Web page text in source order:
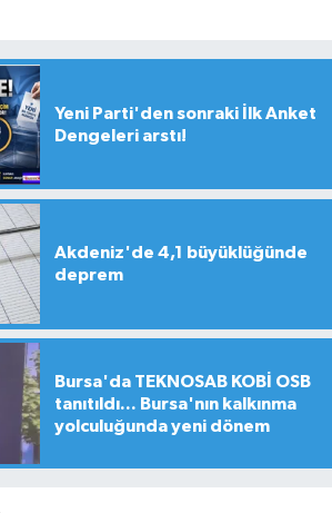
Yeni Parti'den sonraki İlk Anket
Dengeleri arstı!
Akdeniz'de 4,1 büyüklüğünde
deprem
Bursa'da TEKNOSAB KOBİ OSB
tanıtıldı... Bursa'nın kalkınma
yolculuğunda yeni dönem